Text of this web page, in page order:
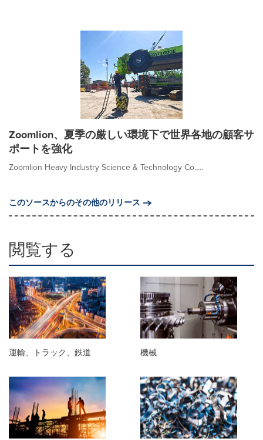
Zoomlion、夏季の厳しい環境下で世界各地の顧客サ
ポートを強化
Zoomlion Heavy Industry Science & Technology Co.,...
このソースからのその他のリリース
閲覧する
運輸、トラック、鉄道 機械